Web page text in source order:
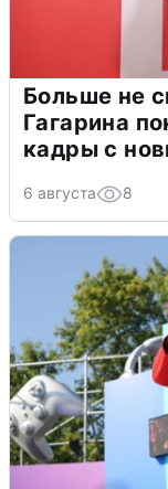
Больше не
Гагарина
кадры с
6 августа 8